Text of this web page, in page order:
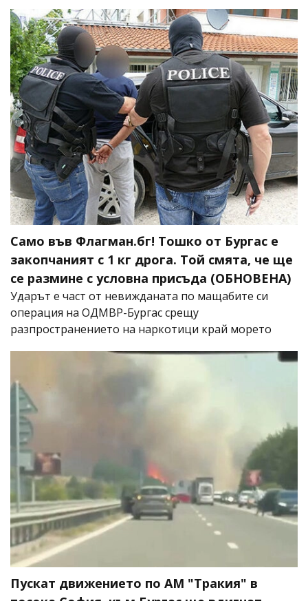
Само във Флагман.бг! Тошко от Бургас е
закопчаният с 1 кг дрога. Той смята, че ще
се размине с условна присъда (ОБНОВЕНА)
Ударът е част от невижданата по мащабите си
операция на ОДМВР-Бургас срещу
разпространението на наркотици край морето
Пускат движението по АМ "Тракия" в